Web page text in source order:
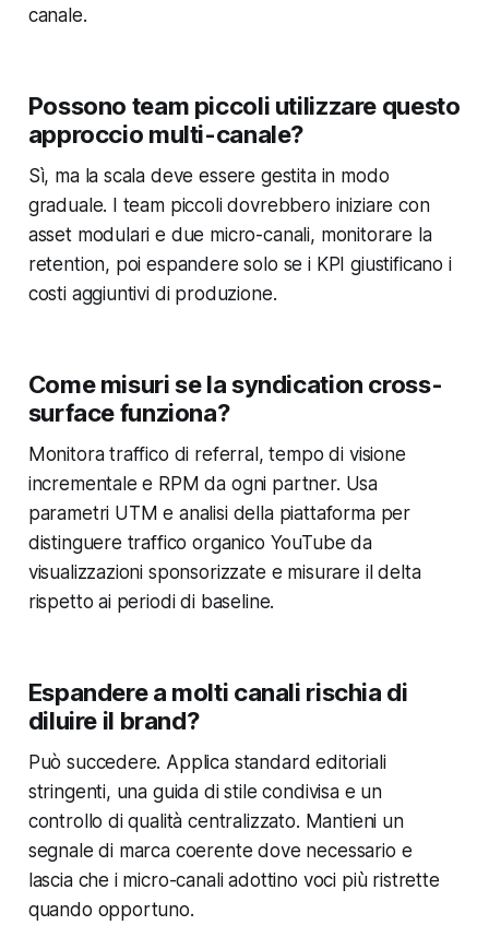
canale.
Possono team piccoli utilizzare questo
approccio multi-canale?
Sì, ma la scala deve essere gestita in modo
graduale. I team piccoli dovrebbero iniziare con
asset modulari e due micro-canali, monitorare la
retention, poi espandere solo se i KPI giustificano i
costi aggiuntivi di produzione.
Come misuri se la syndication cross-
surface funziona?
Monitora traffico di referral, tempo di visione
incrementale e RPM da ogni partner. Usa
parametri UTM e analisi della piattaforma per
distinguere traffico organico YouTube da
visualizzazioni sponsorizzate e misurare il delta
rispetto ai periodi di baseline.
Espandere a molti canali rischia di
diluire il brand?
Può succedere. Applica standard editoriali
stringenti, una guida di stile condivisa e un
controllo di qualità centralizzato. Mantieni un
segnale di marca coerente dove necessario e
lascia che i micro-canali adottino voci più ristrette
quando opportuno.